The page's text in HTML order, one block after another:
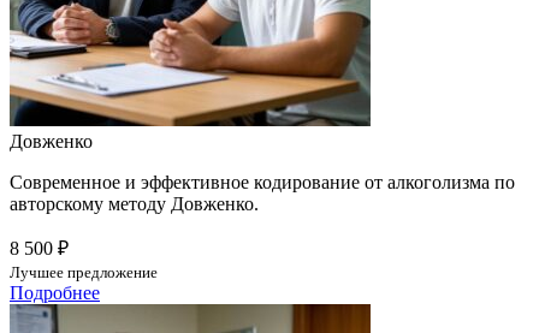
Довженко
Современное и эффективное кодирование от алкоголизма по
авторскому методу Довженко.
8 500 ₽
Лучшее предложение
Подробнее